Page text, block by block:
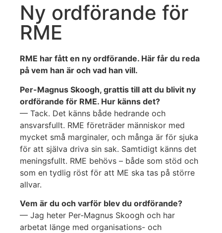
Ny ordförande för
RME
RME har fått en ny ordförande. Här får du reda
på vem han är och vad han vill.
Per-Magnus Skoogh, grattis till att du blivit ny
ordförande för RME. Hur känns det?
— Tack. Det känns både hedrande och
ansvarsfullt. RME företräder människor med
mycket små marginaler, och många är för sjuka
för att själva driva sin sak. Samtidigt känns det
meningsfullt. RME behövs – både som stöd och
som en tydlig röst för att ME ska tas på större
allvar.
Vem är du och varför blev du ordförande?
— Jag heter Per‑Magnus Skoogh och har
arbetat länge med organisations- och